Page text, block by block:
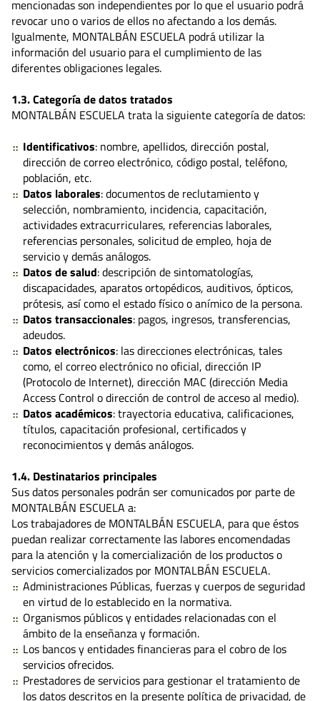
mencionadas son independientes por lo que el usuario podrá
revocar uno o varios de ellos no afectando a los demás.
Igualmente, MONTALBÁN ESCUELA podrá utilizar la
información del usuario para el cumplimiento de las
diferentes obligaciones legales.
1.3. Categoría de datos tratados
MONTALBÁN ESCUELA trata la siguiente categoría de datos:
Identificativos: nombre, apellidos, dirección postal,
dirección de correo electrónico, código postal, teléfono,
población, etc.
Datos laborales: documentos de reclutamiento y
selección, nombramiento, incidencia, capacitación,
actividades extracurriculares, referencias laborales,
referencias personales, solicitud de empleo, hoja de
servicio y demás análogos.
Datos de salud: descripción de sintomatologías,
discapacidades, aparatos ortopédicos, auditivos, ópticos,
prótesis, así como el estado físico o anímico de la persona.
Datos transaccionales: pagos, ingresos, transferencias,
adeudos.
Datos electrónicos: las direcciones electrónicas, tales
como, el correo electrónico no oficial, dirección IP
(Protocolo de Internet), dirección MAC (dirección Media
Access Control o dirección de control de acceso al medio).
Datos académicos: trayectoria educativa, calificaciones,
títulos, capacitación profesional, certificados y
reconocimientos y demás análogos.
1.4. Destinatarios principales
Sus datos personales podrán ser comunicados por parte de
MONTALBÁN ESCUELA a:
Los trabajadores de MONTALBÁN ESCUELA, para que éstos
puedan realizar correctamente las labores encomendadas
para la atención y la comercialización de los productos o
servicios comercializados por MONTALBÁN ESCUELA.
Administraciones Públicas, fuerzas y cuerpos de seguridad
en virtud de lo establecido en la normativa.
Organismos públicos y entidades relacionadas con el
ámbito de la enseñanza y formación.
Los bancos y entidades financieras para el cobro de los
servicios ofrecidos.
Prestadores de servicios para gestionar el tratamiento de
los datos descritos en la presente política de privacidad, de